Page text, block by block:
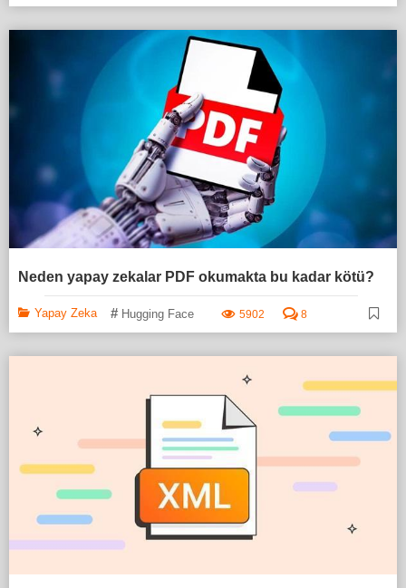
Neden yapay zekalar PDF okumakta bu kadar kötü?
Yapay Zeka # Hugging Face 5902 8